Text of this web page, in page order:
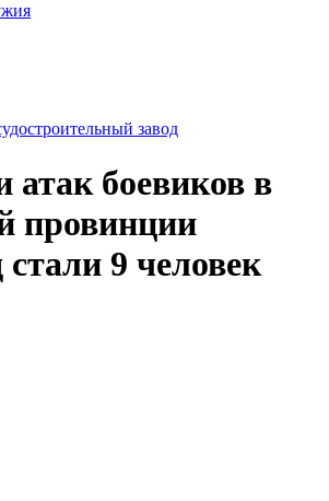
завод
боевиков в
провинции
9 человек